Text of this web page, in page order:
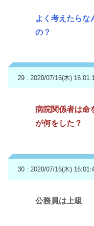
よく考えたらな
の？
29 : 2020/07/16(木)
病院関係者は命
が何をした？
30 : 2020/07/16(木)
公務員は上級